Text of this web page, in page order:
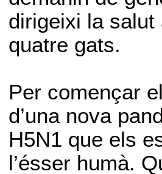
dirigeixi la salut
quatre gats.
Per començar
d’una nova
H5N1 que els
l’ésser humà.